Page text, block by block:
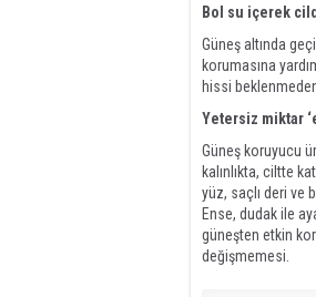
Bol su içerek
Güneş altında
korumasına
hissi
Yetersiz miktar
Güneş koruyucu
kalınlıkta, ciltte
yüz, saçlı deri ve
Ense, dudak ile
güneşten etkin
değişmemesi.